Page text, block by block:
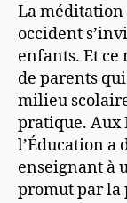
La méditation
occident
enfants. Et ce
de parents
milieu
pratique. Aux
l’Éducation a
enseignant à
promut par la